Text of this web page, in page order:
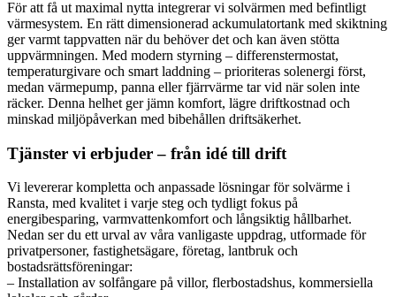
För att få ut maximal nytta integrerar vi solvärmen med befintligt
värmesystem. En rätt dimensionerad ackumulatortank med skiktning
ger varmt tappvatten när du behöver det och kan även stötta
uppvärmningen. Med modern styrning – differenstermostat,
temperaturgivare och smart laddning – prioriteras solenergi först,
medan värmepump, panna eller fjärrvärme tar vid när solen inte
räcker. Denna helhet ger jämn komfort, lägre driftkostnad och
minskad miljöpåverkan med bibehållen driftsäkerhet.
Tjänster vi erbjuder – från idé till drift
Vi levererar kompletta och anpassade lösningar för solvärme i
Ransta, med kvalitet i varje steg och tydligt fokus på
energibesparing, varmvattenkomfort och långsiktig hållbarhet.
Nedan ser du ett urval av våra vanligaste uppdrag, utformade för
privatpersoner, fastighetsägare, företag, lantbruk och
bostadsrättsföreningar:
– Installation av solfångare på villor, flerbostadshus, kommersiella